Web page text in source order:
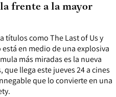
títulos como The Last of Us y
en medio de una explosiva
más miradas es la nueva
llega este jueves 24 a cines
que lo convierte en una
frente a la mayor